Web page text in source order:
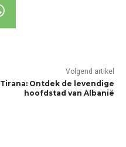
Volgend artikel
Tirana: Ontdek de levendige
hoofdstad van Albanië